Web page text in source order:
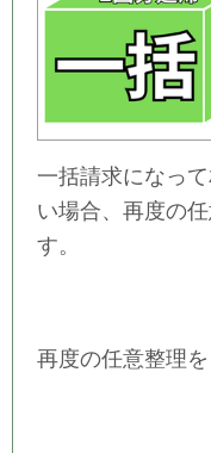
一括請求になっ
い場合、再度の
す。
再度の任意整理